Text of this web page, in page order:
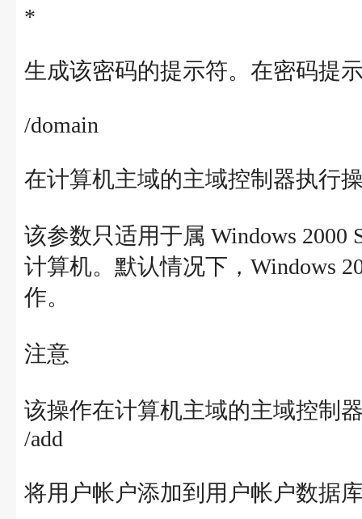
*
生成该密码的提示符。在密码提
/domain
在计算机主域的主域控制器执行
该参数只适用于属 Windows 2000
计算机。默认情况下，Windows
作。
注意
该操作在计算机主域的主域控制
/add
将用户帐户添加到用户帐户数据